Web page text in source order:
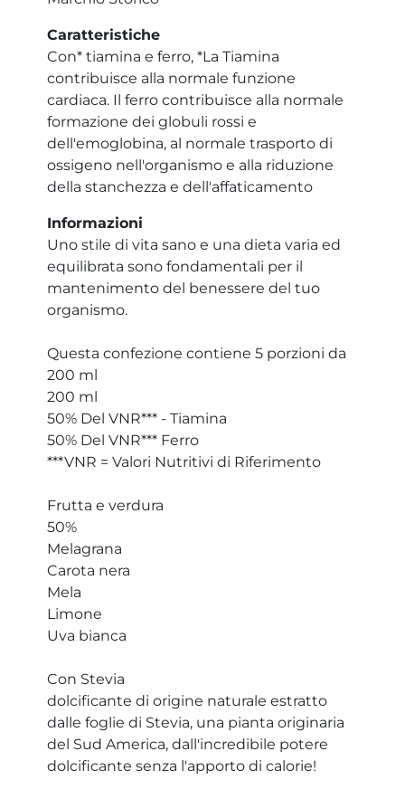
Caratteristiche
Con* tiamina e ferro, *La Tiamina
contribuisce alla normale funzione
cardiaca. Il ferro contribuisce alla normale
formazione dei globuli rossi e
dell'emoglobina, al normale trasporto di
ossigeno nell'organismo e alla riduzione
della stanchezza e dell'affaticamento
Informazioni
Uno stile di vita sano e una dieta varia ed
equilibrata sono fondamentali per il
mantenimento del benessere del tuo
organismo.
Questa confezione contiene 5 porzioni da
200 ml
200 ml
50% Del VNR*** - Tiamina
50% Del VNR*** Ferro
***VNR = Valori Nutritivi di Riferimento
Frutta e verdura
50%
Melagrana
Carota nera
Mela
Limone
Uva bianca
Con Stevia
dolcificante di origine naturale estratto
dalle foglie di Stevia, una pianta originaria
del Sud America, dall'incredibile potere
dolcificante senza l'apporto di calorie!